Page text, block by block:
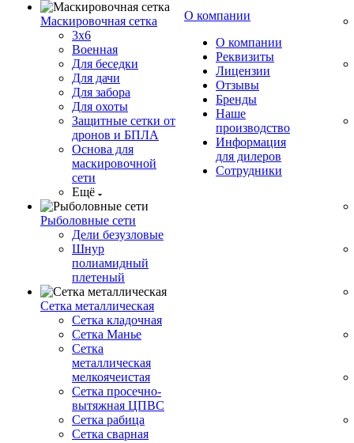
Маскировочная сетка
3х6
Военная
Для беседки
Для дачи
Для забора
Для охоты
Защитные сетки от
дронов и БПЛА
Основа для
маскировочной
сети
Ещё
Рыболовные сети
Дели безузловые
Шнур
полиамидный
плетеный
Сетка металлическая
Сетка кладочная
Сетка Манье
Сетка
металлическая
мелкоячеистая
Сетка просечно-
вытяжная ЦПВС
Сетка рабица
Сетка сварная
О компании
О компании
Реквизиты
Лицензии
Отзывы
Бренды
Наше
производство
Информация
для дилеров
Сотрудники